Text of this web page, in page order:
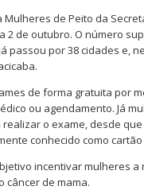
de Peito da
2 de outubro. O número
passou por 38 cidades e,
de forma gratuita por
ou agendamento. Já
o exame, desde
conhecido como cartão
incentivar mulheres
câncer de mama.